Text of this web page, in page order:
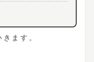
ます。